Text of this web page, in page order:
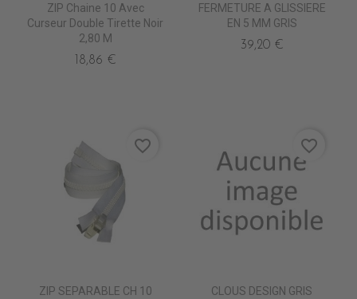
ZIP Chaine 10 Avec
Curseur Double Tirette Noir
2,80 M
18,86 €
FERMETURE A GLISSIERE
EN 5 MM GRIS
39,20 €
ZIP SEPARABLE CH 10
favorite_border
CLOUS DESIGN GRIS
favorite_border